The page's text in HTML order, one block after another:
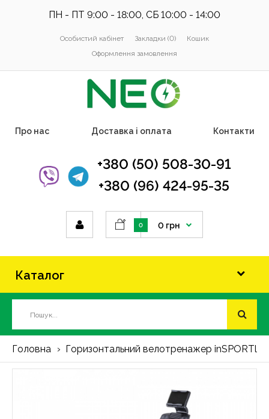
ПН - ПТ 9:00 - 18:00, СБ 10:00 - 14:00
Особистий кабінет Закладки (0)
Кошик
Оформлення замовлення
Про нас Доставка і оплата Контакти
+380 (50) 508-30-91
+380 (96) 424-95-35
0 0 грн
Каталог
Головна Горизонтальний велотренажер